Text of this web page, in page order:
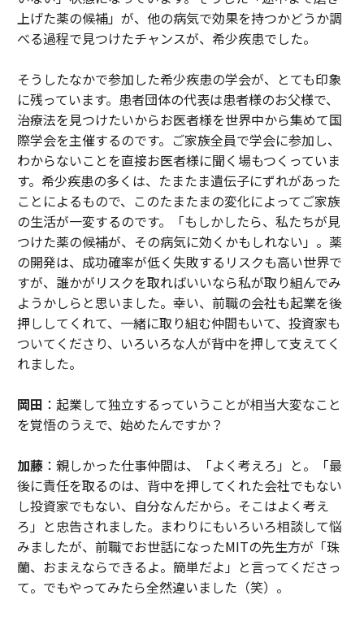
上げた薬の候補」が、他の病気で効果を持つかどうか調
べる過程で見つけたチャンスが、希少疾患でした。
そうしたなかで参加した希少疾患の学会が、とても印象
に残っています。患者団体の代表は患者様のお父様で、
治療法を見つけたいからお医者様を世界中から集めて国
際学会を主催するのです。ご家族全員で学会に参加し、
わからないことを直接お医者様に聞く場もつくっていま
す。希少疾患の多くは、たまたま遺伝子にずれがあった
ことによるもので、このたまたまの変化によってご家族
の生活が一変するのです。「もしかしたら、私たちが見
つけた薬の候補が、その病気に効くかもしれない」。薬
の開発は、成功確率が低く失敗するリスクも高い世界で
すが、誰かがリスクを取ればいいなら私が取り組んでみ
ようかしらと思いました。幸い、前職の会社も起業を後
押ししてくれて、一緒に取り組む仲間もいて、投資家も
ついてくださり、いろいろな人が背中を押して支えてく
れました。
岡田 ：起業して独立するっていうことが相当大変なこと
を覚悟のうえで、始めたんですか？
加藤：親しかった仕事仲間は、「よく考えろ」と。「最
後に責任を取るのは、背中を押してくれた会社でもない
し投資家でもない、自分なんだから。そこはよく考え
ろ」と忠告されました。まわりにもいろいろ相談して悩
みましたが、前職でお世話になったMITの先生方が「珠
蘭、おまえならできるよ。簡単だよ」と言ってくださっ
て。でもやってみたら全然違いました（笑）。